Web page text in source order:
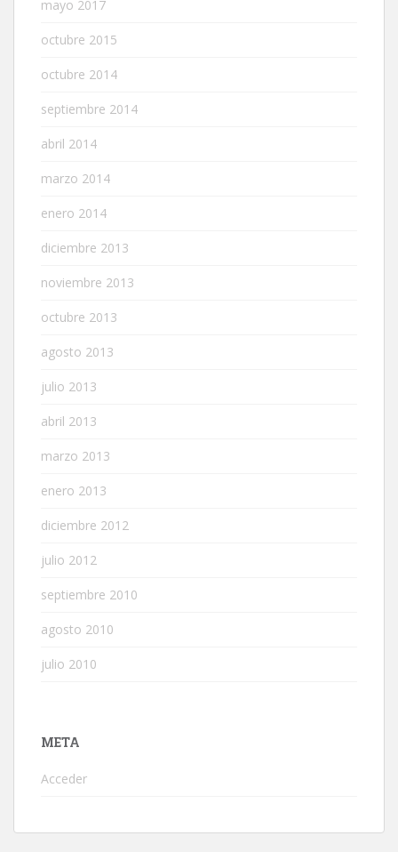
mayo 2017
octubre 2015
octubre 2014
septiembre 2014
abril 2014
marzo 2014
enero 2014
diciembre 2013
noviembre 2013
octubre 2013
agosto 2013
julio 2013
abril 2013
marzo 2013
enero 2013
diciembre 2012
julio 2012
septiembre 2010
agosto 2010
julio 2010
META
Acceder